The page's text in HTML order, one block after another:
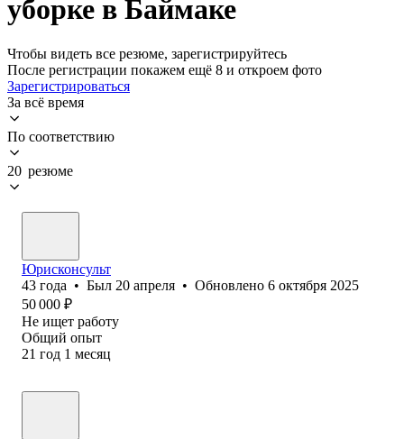
уборке в Баймаке
Чтобы видеть все резюме, зарегистрируйтесь
После регистрации покажем ещё 8 и откроем фото
Зарегистрироваться
За всё время
По соответствию
20 резюме
Юрисконсульт
43 года • Был 20 апреля • Обновлено 6 октября 2025
50 000 ₽
Не ищет работу
Общий опыт
21 год 1 месяц